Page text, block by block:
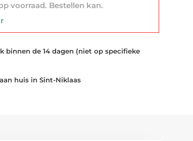
voorraad. Bestellen kan.
de 14 dagen (niet op specifieke
huis in Sint-Niklaas